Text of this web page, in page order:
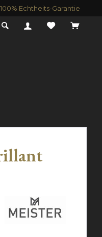
100% Echtheits-Garantie